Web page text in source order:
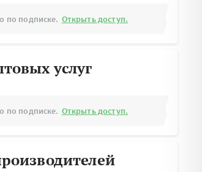
по подписке. Открыть доступ.
услуг
по подписке. Открыть доступ.